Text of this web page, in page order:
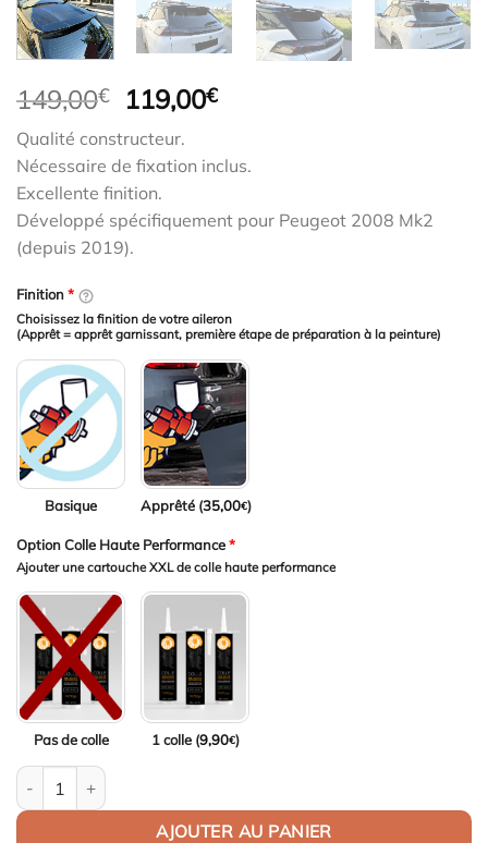
149,00€
Le
initial
était :
149,00€.
119,00€Le
est :
Qualité constructeur.
Nécessaire de fixation inclus.
Excellente finition.
Développé spécifiquement pour Peugeot 2008 Mk2
(depuis 2019).
Finition*
Choisissez la finition de votre aileron
(Apprêt = apprêt garnissant, première étape de préparation à la peinture)
Basique Apprêté (35,00€)
Option Colle Haute Performance*
Ajouter une cartouche XXL de colle haute performance
Pas de colle 1 colle (9,90€)
quantité de Aileron / Becquet Sport pour Peugeot 2008 Mk2
AJOUTER AU PANIER